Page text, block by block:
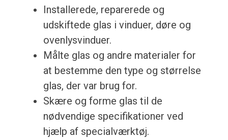
Installerede, reparerede og
udskiftede glas i vinduer, døre og
ovenlysvinduer.
Målte glas og andre materialer for
at bestemme den type og størrelse
glas, der var brug for.
Skære og forme glas til de
nødvendige specifikationer ved
hjælp af specialværktøj.